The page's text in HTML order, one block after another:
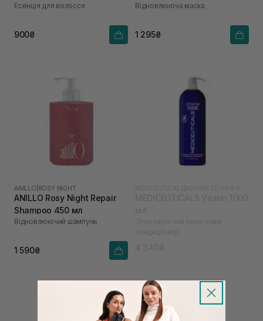
Есенція для волосся
900₴
сухого та пошкодженого
Відновлююча маска
1 295₴
ANILLO ROSY NIGHT
ANILLO Rosy Night Repair
Shampoo 450 мл
Відновлюючий шампунь
1 590₴